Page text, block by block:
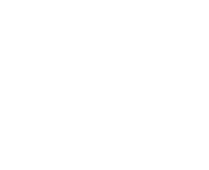
(​ testo e regia di Diego